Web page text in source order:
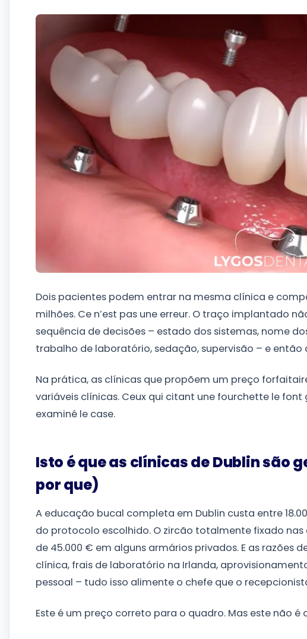
Dois pacientes podem entrar na mesma clínica e
milhões. Ce n’est pas une erreur. O traço implantado
sequência de decisões – estado dos sistemas, nome
trabalho de laboratório, sedação, supervisão – e
Na prática, as clínicas que propõem um preço
variáveis clínicas. Ceux qui citant une fourchette le
examiné le case.
Isto é que as clínicas de Dublin são
por que)
A educação bucal completa em Dublin custa entre
do protocolo escolhido. O zircão totalmente fixado
de 45.000 € em alguns armários privados. E as razões
clínica, frais de laboratório na Irlanda,
pessoal – tudo isso alimente o chefe que o
Este é um preço correto para o quadro. Mas este não